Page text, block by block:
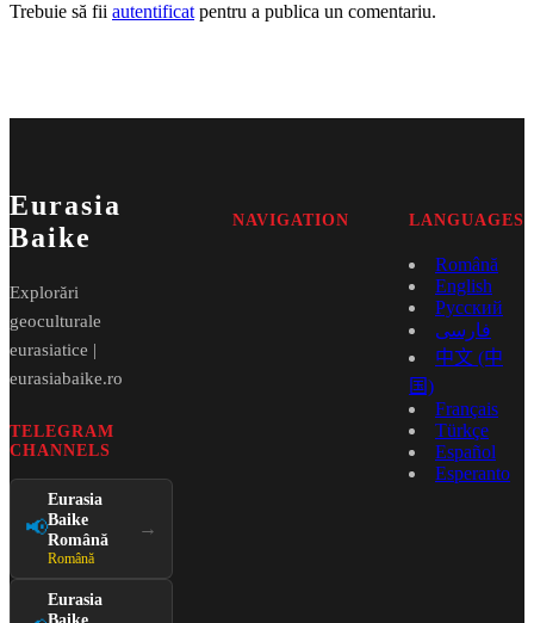
Trebuie să fii autentificat pentru a publica un comentariu.
Eurasia
Baike
Explorări
geoculturale
eurasiatice |
eurasiabaike.ro
TELEGRAM
CHANNELS
📢
Eurasia
Baike
Română
Română
→
Eurasia
NAVIGATION LANGUAGES
Română
English
Русский
فارسی
中文 (中
国)
Français
Türkçe
Español
Esperanto